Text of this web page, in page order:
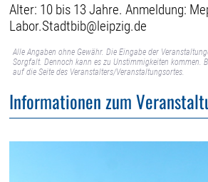
Alter: 10 bis 13 Jahre. Anmeldung:
Labor.Stadtbib@leipzig.de
Alle Angaben ohne Gewähr. Die Eingabe der
Sorgfalt. Dennoch kann es zu Unstimmigkeiten kommen.
auf die Seite des Veranstalters/Veranstaltungsortes.
Informationen zum